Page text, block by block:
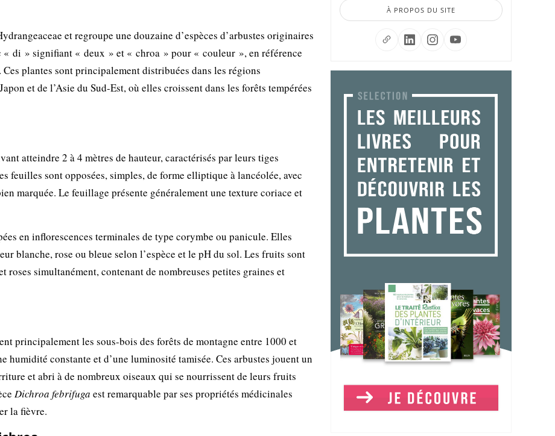
et regroupe une douzaine d’espèces d’arbustes originaires
« di » signifiant « deux » et « chroa » pour « couleur », en référence
plantes sont principalement distribuées dans les régions
et de l’Asie du Sud-Est, où elles croissent dans les forêts tempérées
atteindre 2 à 4 mètres de hauteur, caractérisés par leurs tiges
feuilles sont opposées, simples, de forme elliptique à lancéolée, avec
marquée. Le feuillage présente généralement une texture coriace et
en inflorescences terminales de type corymbe ou panicule. Elles
blanche, rose ou bleue selon l’espèce et le pH du sol. Les fruits sont
roses simultanément, contenant de nombreuses petites graines et
principalement les sous-bois des forêts de montagne entre 1000 et
humidité constante et d’une luminosité tamisée. Ces arbustes jouent un
et abri à de nombreux oiseaux qui se nourrissent de leurs fruits
Dichroa febrifuga est remarquable par ses propriétés médicinales
la fièvre.
À PROPOS DU SITE